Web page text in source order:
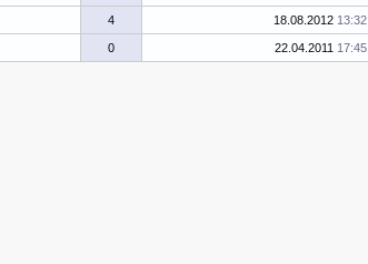
4 18.08.2012 13:32
0 22.04.2011 17:45